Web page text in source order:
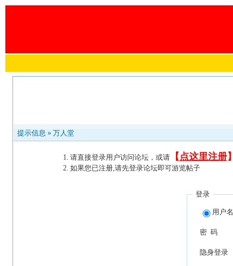
提示信息 » 万人堂
请直接登录用户访问论坛，或请【 点这里注册】
如果您已注册,请先登录论坛即可游览帖子
登录
用户名
密 码
隐身登录